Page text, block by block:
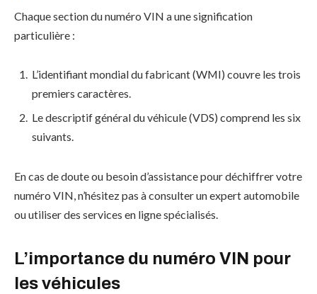
Chaque section du numéro VIN a une signification
particulière :
L’identifiant mondial du fabricant (WMI) couvre les trois
premiers caractères.
Le descriptif général du véhicule (VDS) comprend les six
suivants.
En cas de doute ou besoin d’assistance pour déchiffrer votre
numéro VIN, n’hésitez pas à consulter un expert automobile
ou utiliser des services en ligne spécialisés.
L’importance du numéro VIN pour
les véhicules